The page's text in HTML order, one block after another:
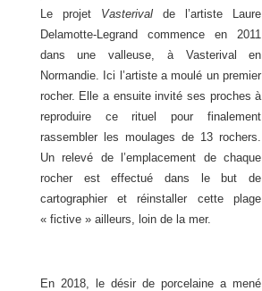
Le projet Vasterivalde l’artiste Laure
Delamotte-Legrand commence en 2011
dans une valleuse, à Vasterival en
Normandie. Ici l’artiste a moulé un premier
rocher. Elle a ensuite invité ses proches à
reproduire ce rituel pour finalement
rassembler les moulages de 13 rochers.
Un relevé de l’emplacement de chaque
rocher est effectué dans le but de
cartographier et réinstaller cette plage
« fictive » ailleurs, loin de la mer.
En 2018, le désir de porcelaine a mené